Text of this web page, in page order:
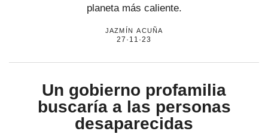
timeline
planeta más caliente.
jazmín acuña
27·11·23
Un gobierno profamilia
buscaría a las personas
desaparecidas